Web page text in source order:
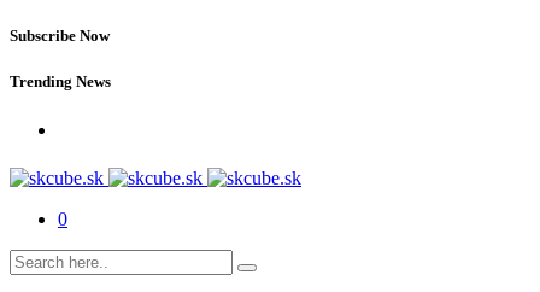
Subscribe Now
Trending News
0